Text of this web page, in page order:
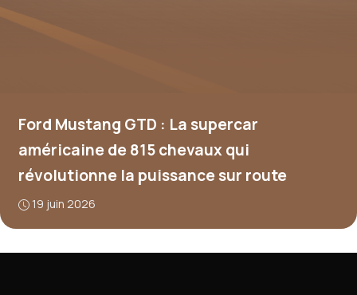
Ford Mustang GTD : La supercar
américaine de 815 chevaux qui
révolutionne la puissance sur route
19 juin 2026